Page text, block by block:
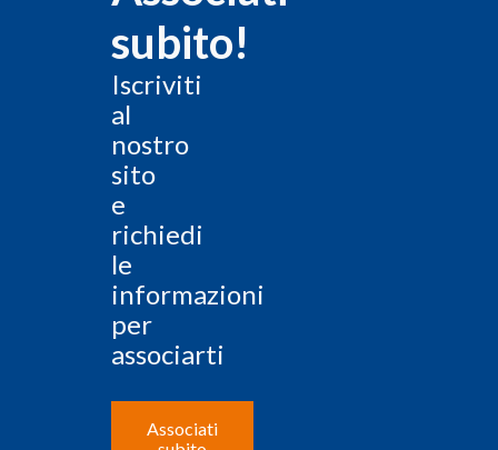
subito!
Iscriviti
al
nostro
sito
e
richiedi
le
informazioni
per
associarti
Associati